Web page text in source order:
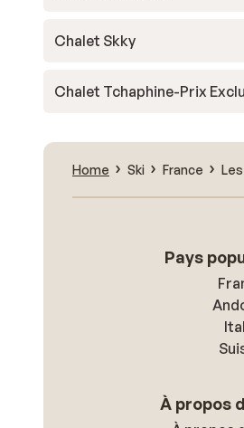
Chalet Skky
Chalet Tchaphine-Prix
Home Ski France
Pays
À propos